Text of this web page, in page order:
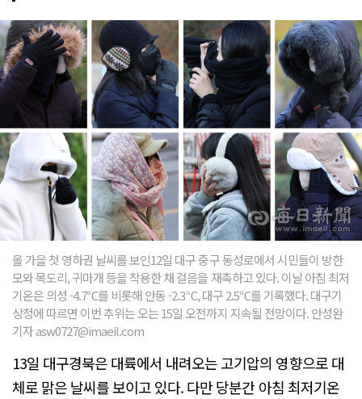
올 가을 첫 영하권 날씨를 보인12일 대구 중구 동성로에서 시민들이 방한
모와 목도리, 귀마개 등을 착용한 채 걸음을 재촉하고 있다. 이날 아침 최저
기온은 의성 -4.7℃를 비롯해 안동 -2.3℃, 대구 2.5℃를 기록했다. 대구기
상청에 따르면 이번 추위는 오는 15일 오전까지 지속될 전망이다. 안성완
기자 asw0727@imaeil.com
13일 대구경북은 대륙에서 내려오는 고기압의 영향으로 대
체로 맑은 날씨를 보이고 있다. 다만 당분간 아침 최저기온